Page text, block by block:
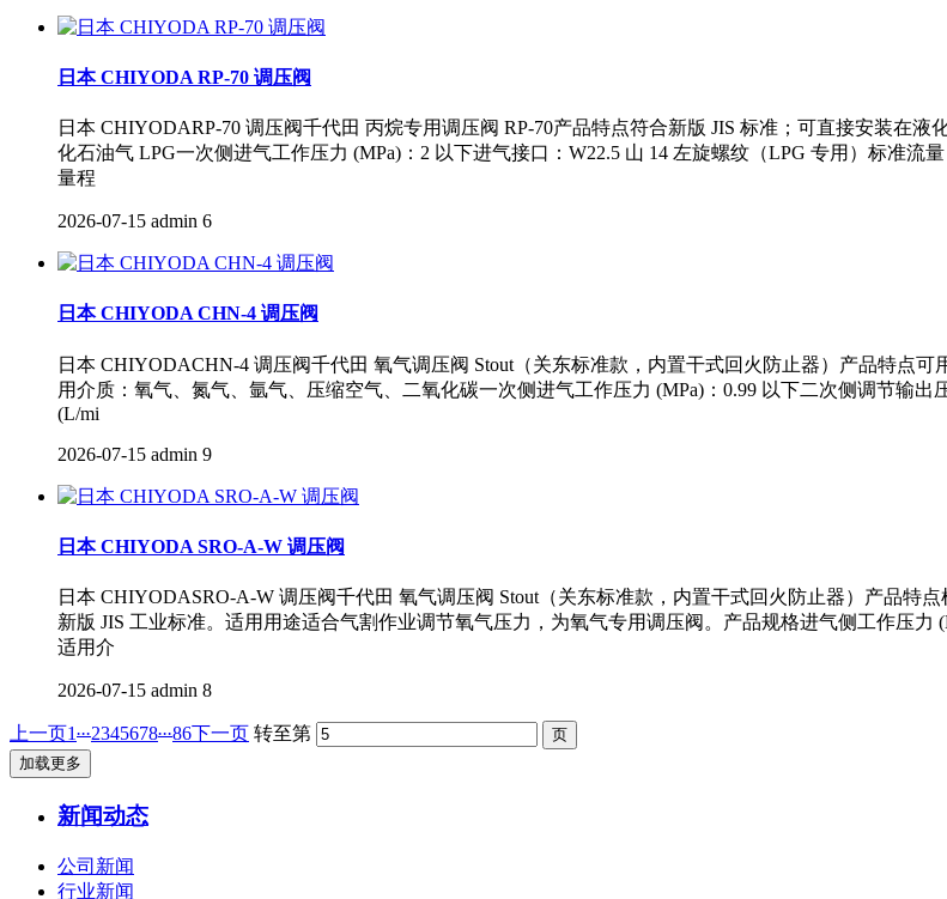
日本 CHIYODA RP-70 调压阀
日本 CHIYODARP-70 调压阀千代田 丙烷专用调压阀 RP-70产品特点符合新版 JIS 标准；可直接安装在
化石油气 LPG一次侧进气工作压力 (MPa)：2 以下进气接口：W22.5 山 14 左旋螺纹（LPG 专用）标准流
量程
2026-07-15 admin 6
日本 CHIYODA CHN-4 调压阀
日本 CHIYODACHN-4 调压阀千代田 氧气调压阀 Stout（关东标准款，内置干式回火防止器）产品特点
用介质：氧气、氮气、氩气、压缩空气、二氧化碳一次侧进气工作压力 (MPa)：0.99 以下二次侧调节输出
(L/mi
2026-07-15 admin 9
日本 CHIYODA SRO-A-W 调压阀
日本 CHIYODASRO-A-W 调压阀千代田 氧气调压阀 Stout（关东标准款，内置干式回火防止器）产品特
新版 JIS 工业标准。适用用途适合气割作业调节氧气压力，为氧气专用调压阀。产品规格进气侧工作压力
适用介
2026-07-15 admin 8
上一页1...2345678...86下一页 转至第
加载更多
新闻动态
公司新闻
行业新闻